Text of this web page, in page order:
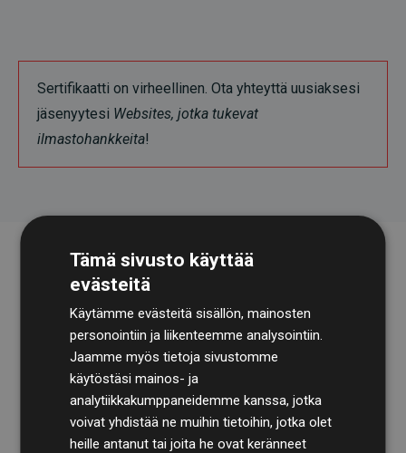
Sertifikaatti on virheellinen. Ota yhteyttä uusiaksesi
jäsenyytesi Websites, jotka tukevat
ilmastohankkeita!
TilintarkastusyhtiöBDOkäy säännöllisesti läpi
laskelmamme ja menetelmämme varmistaakseen
läpinäkyvyyden ja luotettavuuden.
Tämä sivusto käyttää
evästeitä
Käytämme evästeitä sisällön, mainosten
personointiin ja liikenteemme analysointiin.
Jaamme myös tietoja sivustomme
käytöstäsi mainos- ja
analytiikkakumppaneidemme kanssa, jotka
voivat yhdistää ne muihin tietoihin, jotka olet
heille antanut tai joita he ovat keränneet